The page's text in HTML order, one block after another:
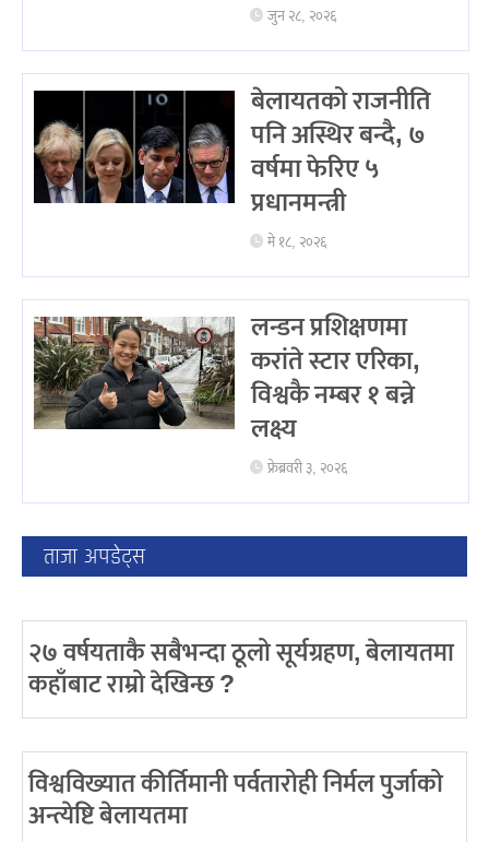
जुन २८, २०२६
बेलायतको राजनीति
पनि अस्थिर बन्दै, ७
वर्षमा फेरिए ५
प्रधानमन्त्री
मे १८, २०२६
लन्डन प्रशिक्षणमा
करांते स्टार एरिका,
विश्वकै नम्बर १ बन्ने
लक्ष्य
फ्रेब्रवरी ३, २०२६
ताजा अपडेट्स
२७ वर्षयताकै सबैभन्दा ठूलो सूर्यग्रहण, बेलायतमा
कहाँबाट राम्रो देखिन्छ ?
विश्वविख्यात कीर्तिमानी पर्वतारोही निर्मल पुर्जाको
अन्त्येष्टि बेलायतमा